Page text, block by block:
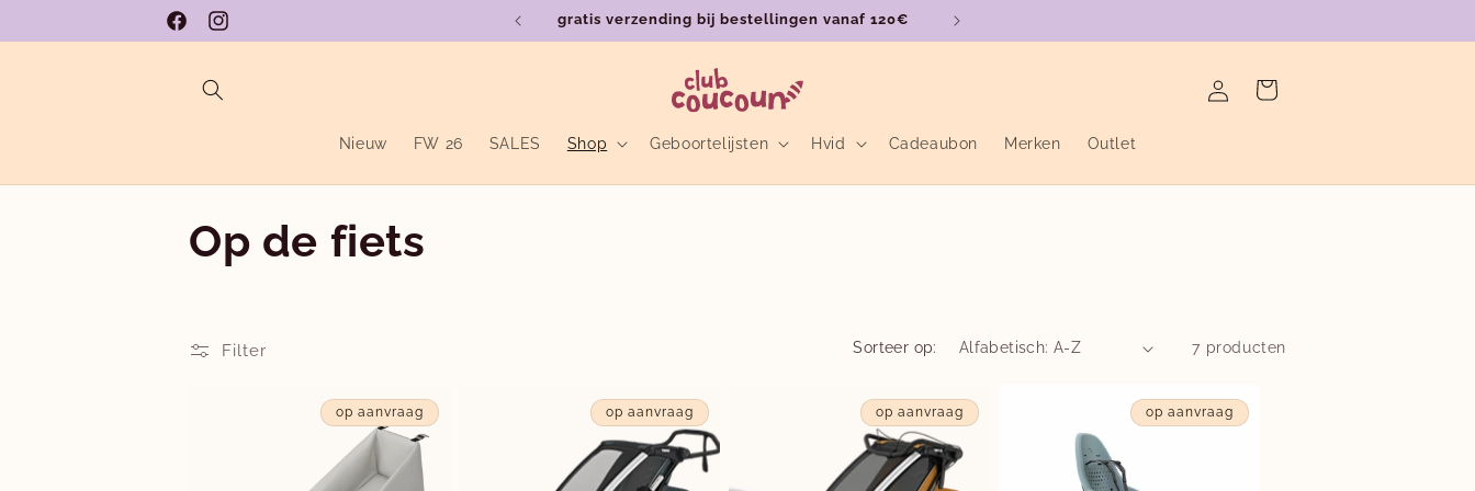
content
FacebookInstagram
gratis verzending bij bestellingen vanaf 120€
Nieuw FW 26 SALES Shop Geboortelijsten Hvid Cadeaubon Merken Outlet
Inloggen
Winkelwagen
C
l
Op de fiets
Filter Sorteer op: 7 producten
op aanvraag op aanvraag op aanvraag op aanvraag